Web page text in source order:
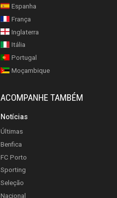
Espanha
França
Inglaterra
Itália
Portugal
Moçambique
ACOMPANHE TAMBÉM
Notícias
Últimas
Benfica
FC Porto
Sporting
Seleção
Nacional